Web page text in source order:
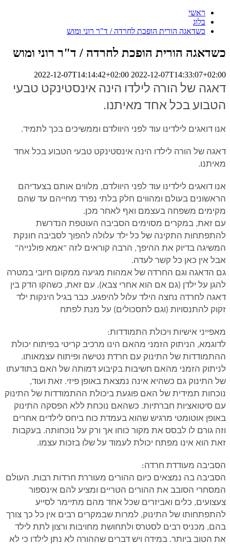
ראשי
בלוג
כשדאגה הורית הופכת לחרדה / ד"ר רוני ומוש
כשדאגה הורית הופכת לחרדה / ד"ר רוני ומוש
2022-12-07T14:14:42+02:00 2022-12-07T14:33:07+02:00
דאגה של הורה לילדו הינה אינסטינקט טבעי
הטבוע בכל אחד מאיתנו.
אנו דואגים לילדינו עוד לפני היוולדם וממשיכים בכך לתמיד.
דאגה של הורה לילדו הינה אינסטינקט טבעי הטבוע בכל אחד
מאיתנו.
אנו דואגים לילדינו עוד לפני היוולדם, מלווים אותם בצעדיהם
הראשונים בעולם ומהווים חלק בלתי נפרד מחייהם עד שהם
מקימים משפחה בעצמם ואף לאחר מכן.
עם זאת, במקרים מסוימים הסביבה העוטפת הנדרשת
להתפתחות התקינה של כל ילד עלולה להפוך לסביבה חונקת
המשיגה בדיוק את ההיפך, הרבה קוראים לזה "אמא פולנייה"
אבל אין כאן כל קשר לעדה.
גם הדאגה וגם החרדה של אמהות מגיעה ממקום חיובי במטרה
להגן על ילדן (גם אם הוא אחרי צבא). עם זאת, כשהקו הדק בין
דאגה לחרדה נחצה הילד עלול להיפגע. כבר בגיל הינקות ילד
זקוק להתנסויות (וגם לתסכולים) על מנת לפתח
מאפייני אישיות ויכולת התמודדות:
לדוגמא, הניתוק הזמני מהאם הינו מרכיב קריטי בפיתוח יכולת
ההתמודדות של התינוק עם חרדת נטישה ופיתוח עצמאותו.
לניתוק הזמני מהאם חשיבות בקיבוע דמותה של האם בתודעתו
של התינוק גם כשהיא אינה נמצאת באופן פיזי. זאת ועוד,
נוכחות תמידית של האם פוגעת ביכולת ההתמודדות של התינוק
עם סיטואציות חברתיות. כשהאם נוכחת ללא הפסקה התינוק
באופן אוטומטי מרגיש שהוא בעמדת כוח ביחס לילדים אחרים
וזה גורם לו לבסס את מקור כוחו אך ורק על נוכחותה. בעקבות
זאת הוא אינו מפתח יכולת לעמוד על שלו בזכות עצמו.
הסביבה מעודדת חרדה:
הסביבה בה נמצאים כיום ההורים מעוררת חרדות רבות. העולם
המסחרי הסובב את ההורים הטריים ומציע להם אינספור
צעצועים, כלים ואביזרים שכל אחד מהם מתיימר לסייע
להתפתחותו של התינוק, למרות שבמקרים רבים אין כל כך צורך
בהם, מכניס רבים לסטרס ולתחושת מחויבות ורצון לתת לילד
את הטוב ביותר. במידה ויש דברים שההורה לא נתן לילדו כי לא